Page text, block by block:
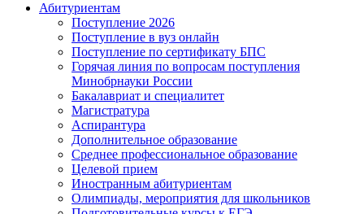
Абитуриентам
Поступление 2026
Поступление в вуз онлайн
Поступление по сертификату БПС
Горячая линия по вопросам поступления
Минобрнауки России
Бакалавриат и специалитет
Магистратура
Аспирантура
Дополнительное образование
Среднее профессиональное образование
Целевой прием
Иностранным абитуриентам
Олимпиады, мероприятия для школьников